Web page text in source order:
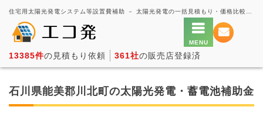
13385件の見積もり依頼 361社の販売店登録済
石川県能美郡川北町の太陽光発電・蓄電池補助金